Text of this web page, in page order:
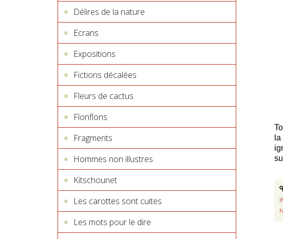
Délires de la nature
Ecrans
Expositions
Fictions décalées
Fleurs de cactus
Flonflons
Fragments
Hommes non illustres
Kitschounet
Les carottes sont cuites
Les mots pour le dire